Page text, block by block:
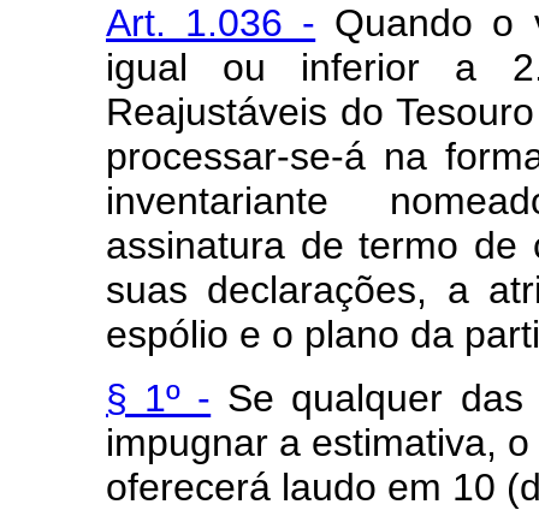
Art. 1.036 - Quando o
igual ou inferior a
Reajustáveis do
processar-se-á na
inventariante
assinatura de termo de
suas declarações, a
espólio e o plano da
§ 1º - Se qualquer
impugnar a estimativa,
oferecerá laudo em 10